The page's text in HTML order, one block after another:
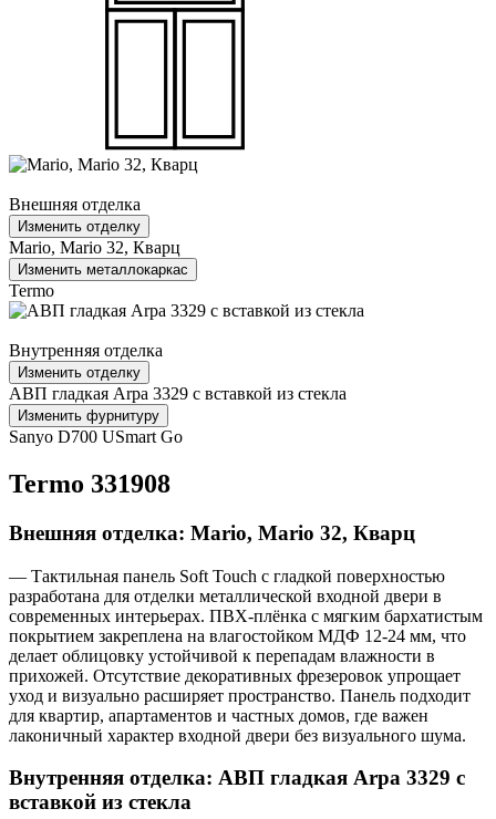
Внешняя отделка
Изменить отделку
Mario, Mario 32, Кварц
Изменить металлокаркас
Termo
Внутренняя отделка
Изменить отделку
АВП гладкая Arpa 3329 с вставкой из стекла
Изменить фурнитуру
Sanyo D700 USmart Go
Termo 331908
Внешняя отделка: Mario, Mario 32, Кварц
— Тактильная панель Soft Touch с гладкой поверхностью
разработана для отделки металлической входной двери в
современных интерьерах. ПВХ-плёнка с мягким бархатистым
покрытием закреплена на влагостойком МДФ 12-24 мм, что
делает облицовку устойчивой к перепадам влажности в
прихожей. Отсутствие декоративных фрезеровок упрощает
уход и визуально расширяет пространство. Панель подходит
для квартир, апартаментов и частных домов, где важен
лаконичный характер входной двери без визуального шума.
Внутренняя отделка: АВП гладкая Arpa 3329 с
вставкой из стекла